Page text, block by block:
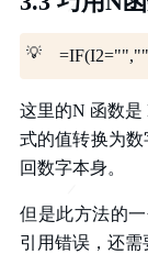
💡
这里的N 函数是
式的值转换为
回数字本身。
但是此方法的
引用错误，还需